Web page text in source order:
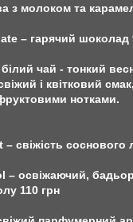
з молоком та
– гарячий шоколад
чай - тонкий
і квітковий
нотками.
свіжість соснового
– освіжаючий,
110 грн